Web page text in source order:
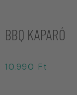
BBQ KAPARÓ
10.990 Ft